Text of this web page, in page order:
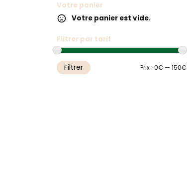
Votre panier
Votre panier est vide.
Filtrer par tarif
Filtrer Prix : 0€ — 150€